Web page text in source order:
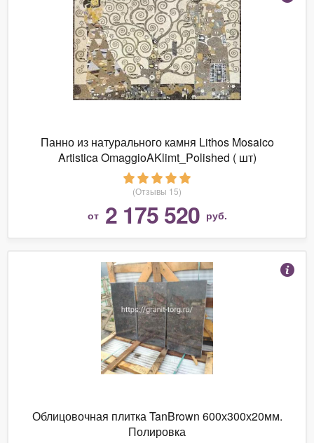
Панно из натурального камня Lithos Mosaico
Artistica OmaggioAKlimt_Polished ( шт)
(Отзывы 15)
от 2 175 520 руб.
Облицовочная плитка TanBrown 600х300х20мм.
Полировка